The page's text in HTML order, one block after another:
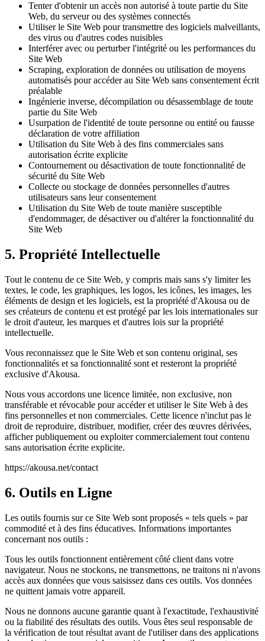
Tenter d'obtenir un accès non autorisé à toute partie du Site
Web, du serveur ou des systèmes connectés
Utiliser le Site Web pour transmettre des logiciels malveillants,
des virus ou d'autres codes nuisibles
Interférer avec ou perturber l'intégrité ou les performances du
Site Web
Scraping, exploration de données ou utilisation de moyens
automatisés pour accéder au Site Web sans consentement écrit
préalable
Ingénierie inverse, décompilation ou désassemblage de toute
partie du Site Web
Usurpation de l'identité de toute personne ou entité ou fausse
déclaration de votre affiliation
Utilisation du Site Web à des fins commerciales sans
autorisation écrite explicite
Contournement ou désactivation de toute fonctionnalité de
sécurité du Site Web
Collecte ou stockage de données personnelles d'autres
utilisateurs sans leur consentement
Utilisation du Site Web de toute manière susceptible
d'endommager, de désactiver ou d'altérer la fonctionnalité du
Site Web
5. Propriété Intellectuelle
Tout le contenu de ce Site Web, y compris mais sans s'y limiter les
textes, le code, les graphiques, les logos, les icônes, les images, les
éléments de design et les logiciels, est la propriété d'Akousa ou de
ses créateurs de contenu et est protégé par les lois internationales sur
le droit d'auteur, les marques et d'autres lois sur la propriété
intellectuelle.
Vous reconnaissez que le Site Web et son contenu original, ses
fonctionnalités et sa fonctionnalité sont et resteront la propriété
exclusive d'Akousa.
Nous vous accordons une licence limitée, non exclusive, non
transférable et révocable pour accéder et utiliser le Site Web à des
fins personnelles et non commerciales. Cette licence n'inclut pas le
droit de reproduire, distribuer, modifier, créer des œuvres dérivées,
afficher publiquement ou exploiter commercialement tout contenu
sans autorisation écrite explicite.
https://akousa.net/contact
6. Outils en Ligne
Les outils fournis sur ce Site Web sont proposés « tels quels » par
commodité et à des fins éducatives. Informations importantes
concernant nos outils :
Tous les outils fonctionnent entièrement côté client dans votre
navigateur. Nous ne stockons, ne transmettons, ne traitons ni n'avons
accès aux données que vous saisissez dans ces outils. Vos données
ne quittent jamais votre appareil.
Nous ne donnons aucune garantie quant à l'exactitude, l'exhaustivité
ou la fiabilité des résultats des outils. Vous êtes seul responsable de
la vérification de tout résultat avant de l'utiliser dans des applications